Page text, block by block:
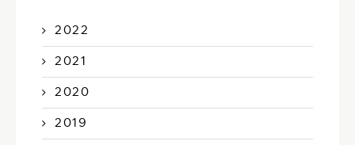
2022
2021
2020
2019